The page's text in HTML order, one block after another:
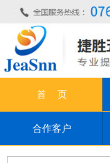
首 页
合作客户